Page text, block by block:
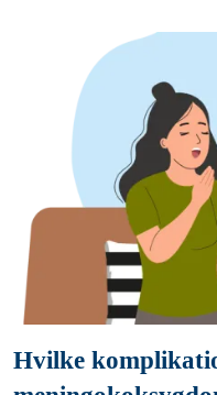
Hvilke